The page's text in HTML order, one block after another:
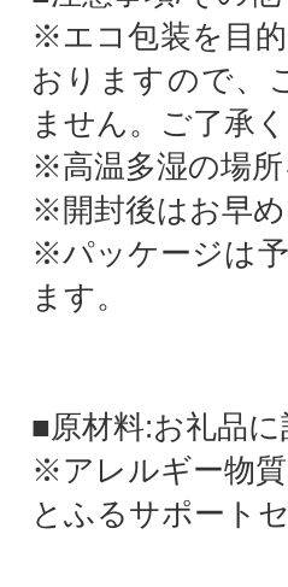
※エコ包装を目
おりますので、
ません。ご了承く
※高温多湿の場
※開封後はお早
※パッケージは
ます。
■原材料:お礼品に
※アレルギー物
とふるサポート